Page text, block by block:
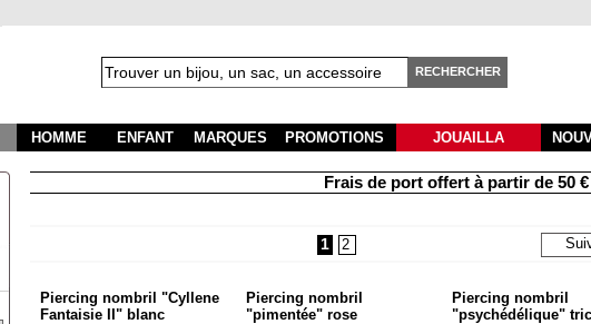
RECHERCHER
HOMME ENFANT MARQUES PROMOTIONS JOUAILLA
Frais de port offert à partir de 50 €
1 2
Piercing nombril "Cyllene
Fantaisie II" blanc
Piercing nombril
"pimentée" rose
Piercing nombril
"psychédélique"